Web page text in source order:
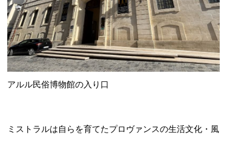
アルル民俗博物館の入り口
ミストラルは自らを育てたプロヴァンスの生活文化・風